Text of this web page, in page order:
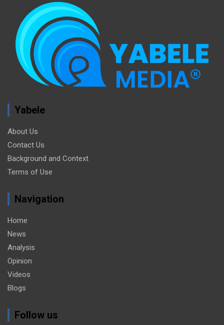
Yabele
About Us
Contact Us
Background and Context
Terms of Use
Navigation
Home
News
Analysis
Opinion
Videos
Blogs
Follow us